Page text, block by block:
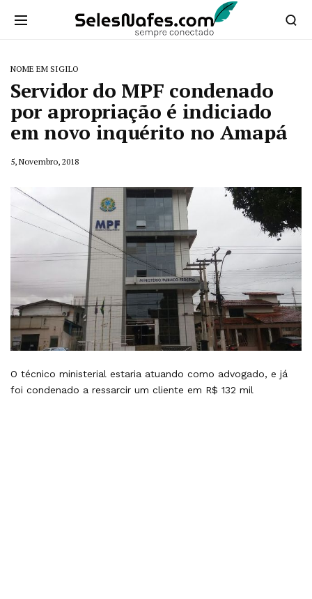
NOME EM SIGILO
Servidor do MPF condenado
por apropriação é indiciado
em novo inquérito no Amapá
5, Novembro, 2018
O técnico ministerial estaria atuando como advogado, e já
foi condenado a ressarcir um cliente em R$ 132 mil